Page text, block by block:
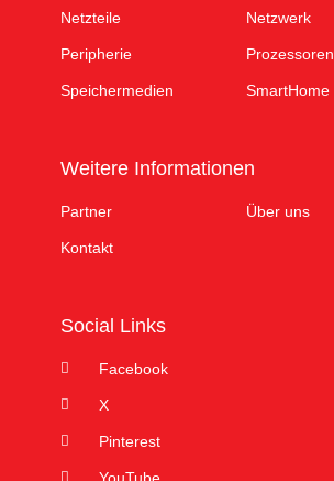
Netzteile Netzwerk
Peripherie Prozessoren
Speichermedien SmartHome
Weitere Informationen
Partner Über uns
Kontakt
Social Links
Facebook
X
Pinterest